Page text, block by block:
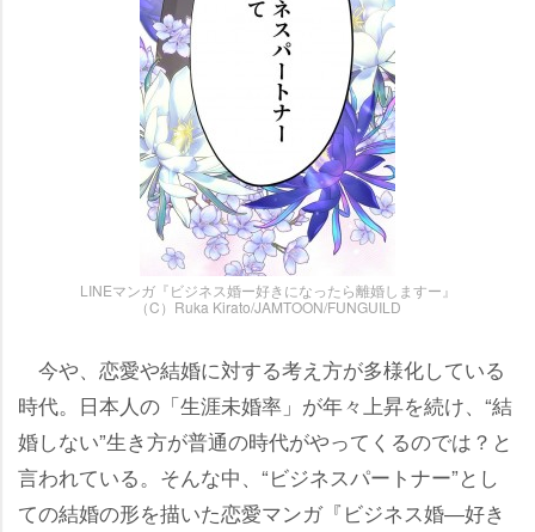
LINEマンガ『ビジネス婚ー好きになったら離婚しますー』
（C）Ruka Kirato/JAMTOON/FUNGUILD
今や、恋愛や結婚に対する考え方が多様化している
時代。日本人の「生涯未婚率」が年々上昇を続け、“結
婚しない”生き方が普通の時代がやってくるのでは？と
言われている。そんな中、“ビジネスパートナー”とし
ての結婚の形を描いた恋愛マンガ『ビジネス婚―好き